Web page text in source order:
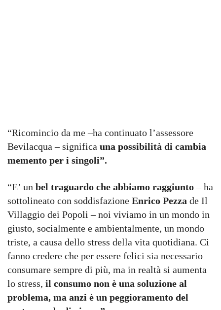
“Ricomincio da me –ha continuato l’assessore
Bevilacqua – significa una possibilità di cambia
memento per i singoli”.
“E’ un bel traguardo che abbiamo raggiunto– ha
sottolineato con soddisfazione Enrico Pezza de Il
Villaggio dei Popoli – noi viviamo in un mondo in
giusto, socialmente e ambientalmente, un mondo
triste, a causa dello stress della vita quotidiana. Ci
fanno credere che per essere felici sia necessario
consumare sempre di più, ma in realtà si aumenta
lo stress, il consumo non è una soluzione al
problema, ma anzi è un peggioramento del